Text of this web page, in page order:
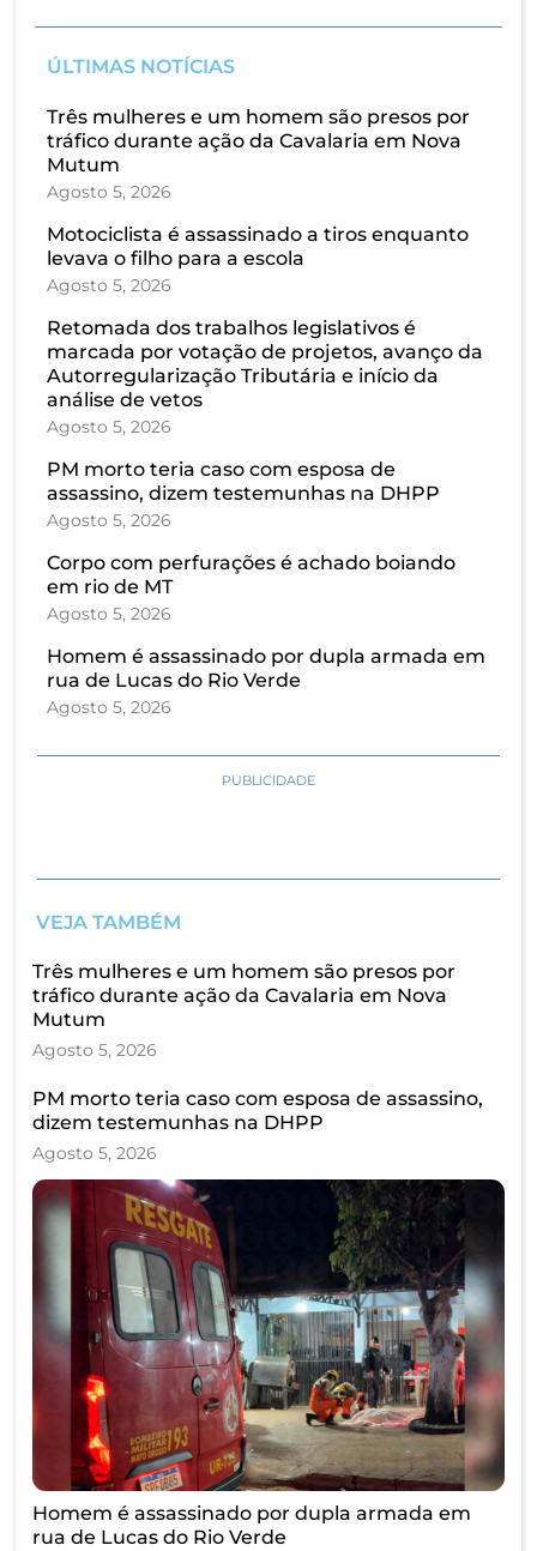
ÚLTIMAS NOTÍCIAS
Três mulheres e um homem são presos por
tráfico durante ação da Cavalaria em Nova
Mutum
Agosto 5, 2026
Motociclista é assassinado a tiros enquanto
levava o filho para a escola
Agosto 5, 2026
Retomada dos trabalhos legislativos é
marcada por votação de projetos, avanço da
Autorregularização Tributária e início da
análise de vetos
Agosto 5, 2026
PM morto teria caso com esposa de
assassino, dizem testemunhas na DHPP
Agosto 5, 2026
Corpo com perfurações é achado boiando
em rio de MT
Agosto 5, 2026
Homem é assassinado por dupla armada em
rua de Lucas do Rio Verde
Agosto 5, 2026
PUBLICIDADE
VEJA TAMBÉM
Três mulheres e um homem são presos por
tráfico durante ação da Cavalaria em Nova
Mutum
Agosto 5, 2026
PM morto teria caso com esposa de assassino,
dizem testemunhas na DHPP
Agosto 5, 2026
Homem é assassinado por dupla armada em
rua de Lucas do Rio Verde